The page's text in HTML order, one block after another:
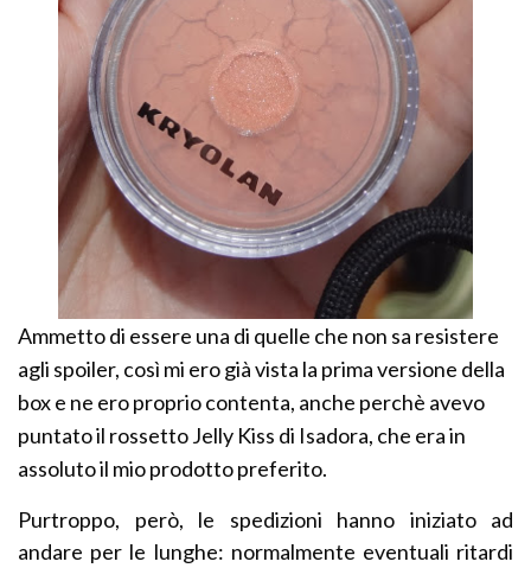
Ammetto di essere una di quelle che non sa resistere
agli spoiler, così mi ero già vista la prima versione della
box e ne ero proprio contenta, anche perchè avevo
puntato il rossetto Jelly Kiss di Isadora, che era in
assoluto il mio prodotto preferito.
Purtroppo, però, le spedizioni hanno iniziato ad
andare per le lunghe: normalmente eventuali ritardi